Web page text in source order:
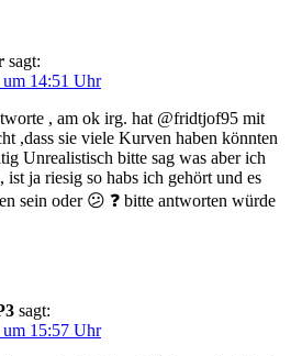
sagt:
um 14:51 Uhr
, am ok irg. hat @fridtjof95 mit
,dass sie viele Kurven haben könnten
Unrealistisch bitte sag was aber ich
ist ja riesig so habs ich gehört und es
sein oder 😕 ❓ bitte antworten würde
sagt:
um 15:57 Uhr